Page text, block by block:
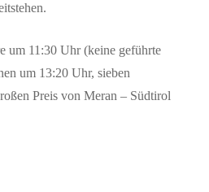
um 11:30 Uhr(keine geführte
um 13:20 Uhr, sieben
Preis von Meran – Südtirol